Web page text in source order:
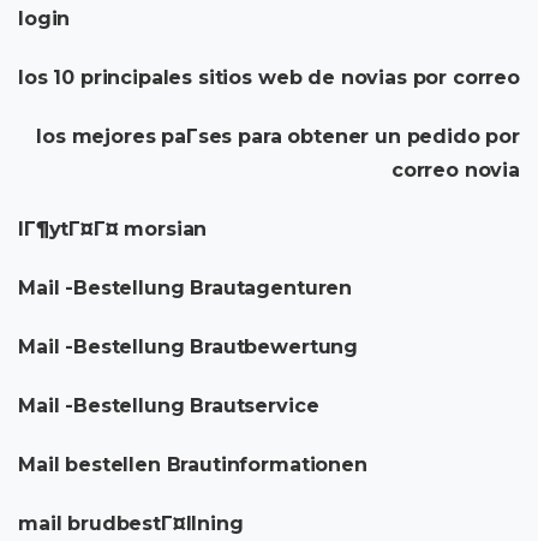
login
los 10 principales sitios web de novias por correo
los mejores paГ­ses para obtener un pedido por
correo novia
lГ¶ytГ¤Г¤ morsian
Mail -Bestellung Brautagenturen
Mail -Bestellung Brautbewertung
Mail -Bestellung Brautservice
Mail bestellen Brautinformationen
mail brudbestГ¤llning